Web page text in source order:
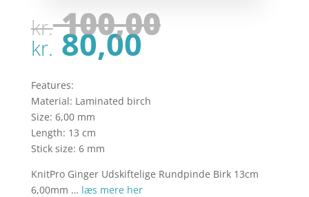
kr.100,00Den
kr.80,00Den
er:
kr. 80,00.
Features:
Material: Laminated birch
Size: 6,00 mm
Length: 13 cm
Stick size: 6 mm
KnitPro Ginger Udskiftelige Rundpinde Birk 13cm
6,00mm … læs mere her